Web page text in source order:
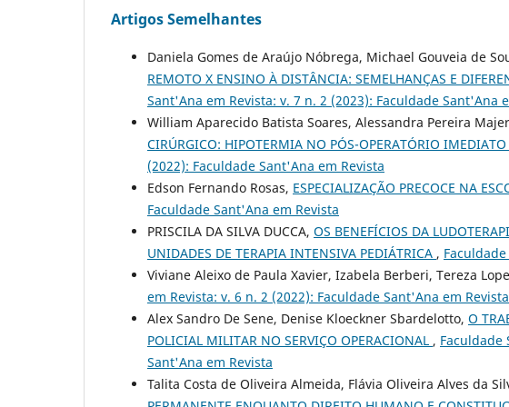
Artigos Semelhantes
Daniela Gomes de Araújo Nóbrega, Michael Gouveia de
REMOTO X ENSINO À DISTÂNCIA: SEMELHANÇAS E
Sant'Ana em Revista: v. 7 n. 2 (2023): Faculdade Sant'Ana
William Aparecido Batista Soares, Alessandra Pereira
CIRÚRGICO: HIPOTERMIA NO PÓS-OPERATÓRIO
(2022): Faculdade Sant'Ana em Revista
Edson Fernando Rosas, ESPECIALIZAÇÃO PRECOCE NA
Faculdade Sant'Ana em Revista
PRISCILA DA SILVA DUCCA, OS BENEFÍCIOS DA
UNIDADES DE TERAPIA INTENSIVA PEDIÁTRICA ,
Viviane Aleixo de Paula Xavier, Izabela Berberi, Tereza
em Revista: v. 6 n. 2 (2022): Faculdade Sant'Ana em Revista
Alex Sandro De Sene, Denise Kloeckner Sbardelotto, O
POLICIAL MILITAR NO SERVIÇO OPERACIONAL , Faculdade
Sant'Ana em Revista
Talita Costa de Oliveira Almeida, Flávia Oliveira Alves da